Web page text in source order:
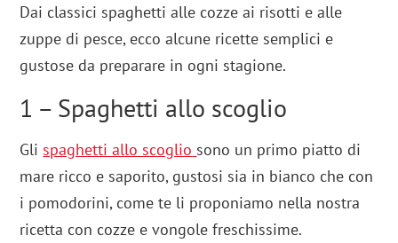
Dai classici spaghetti alle cozze ai risotti e alle
zuppe di pesce, ecco alcune ricette semplici e
gustose da preparare in ogni stagione.
1 – Spaghetti allo scoglio
Gli spaghetti allo scoglio sono un primo piatto di
mare ricco e saporito, gustosi sia in bianco che con
i pomodorini, come te li proponiamo nella nostra
ricetta con cozze e vongole freschissime.